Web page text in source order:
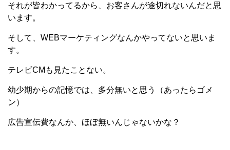
それが皆わかってるから、お客さんが途切れないんだと思
います。
そして、WEBマーケティングなんかやってないと思いま
す。
テレビCMも見たことない。
幼少期からの記憶では、多分無いと思う（あったらゴメ
ン）
広告宣伝費なんか、ほぼ無いんじゃないかな？